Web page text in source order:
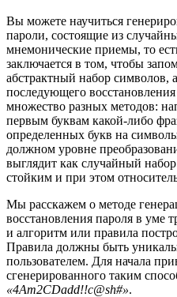
Вы можете научиться
пароли, состоящие из
мнемонические приемы, то
заключается в том, чтобы
абстрактный набор символов,
последующего
множество разных методов:
первым буквам какой-либо
определенных букв на
должном уровне
выглядит как случайный
стойким и при этом
Мы расскажем о методе
восстановления пароля в уме
и алгоритм или правила
Правила должны быть
пользователем. Для начала
сгенерированного таким
«4Am2CDadd!!c@sh#».